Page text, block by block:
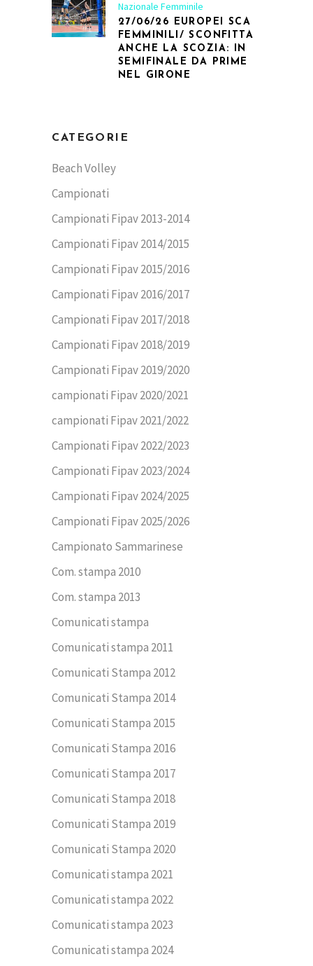
Nazionale Femminile
27/06/26 EUROPEI SCA
FEMMINILI/ SCONFITTA
ANCHE LA SCOZIA: IN
SEMIFINALE DA PRIME
NEL GIRONE
CATEGORIE
Beach Volley
Campionati
Campionati Fipav 2013-2014
Campionati Fipav 2014/2015
Campionati Fipav 2015/2016
Campionati Fipav 2016/2017
Campionati Fipav 2017/2018
Campionati Fipav 2018/2019
Campionati Fipav 2019/2020
campionati Fipav 2020/2021
campionati Fipav 2021/2022
Campionati Fipav 2022/2023
Campionati Fipav 2023/2024
Campionati Fipav 2024/2025
Campionati Fipav 2025/2026
Campionato Sammarinese
Com. stampa 2010
Com. stampa 2013
Comunicati stampa
Comunicati stampa 2011
Comunicati Stampa 2012
Comunicati Stampa 2014
Comunicati Stampa 2015
Comunicati Stampa 2016
Comunicati Stampa 2017
Comunicati Stampa 2018
Comunicati Stampa 2019
Comunicati Stampa 2020
Comunicati stampa 2021
Comunicati stampa 2022
Comunicati stampa 2023
Comunicati stampa 2024